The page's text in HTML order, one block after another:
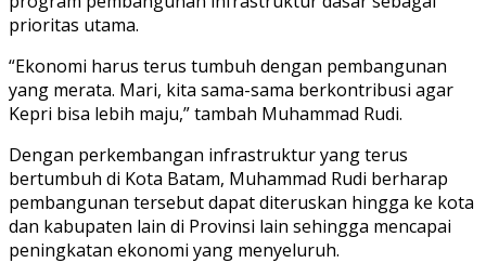
prioritas utama.
“Ekonomi harus terus tumbuh dengan pembangunan
yang merata. Mari, kita sama-sama berkontribusi agar
Kepri bisa lebih maju,” tambah Muhammad Rudi.
Dengan perkembangan infrastruktur yang terus
bertumbuh di Kota Batam, Muhammad Rudi berharap
pembangunan tersebut dapat diteruskan hingga ke kota
dan kabupaten lain di Provinsi lain sehingga mencapai
peningkatan ekonomi yang menyeluruh.